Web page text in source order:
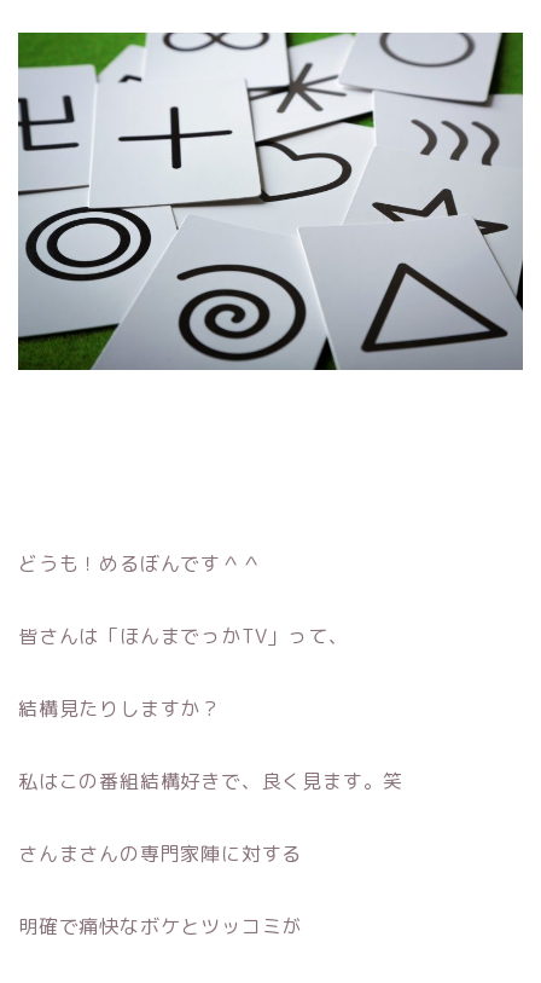
どうも！めるぼんです＾＾
皆さんは「ほんまでっかTV」って、
結構見たりしますか？
私はこの番組結構好きで、良く見ます。笑
さんまさんの専門家陣に対する
明確で痛快なボケとツッコミが